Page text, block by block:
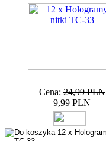
Cena: 24,99 PLN
9,99 PLN